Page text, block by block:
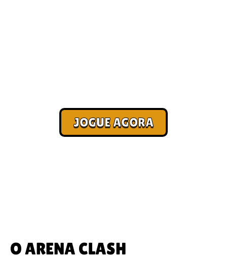
JOGUE AGORA
O ARENA CLASH